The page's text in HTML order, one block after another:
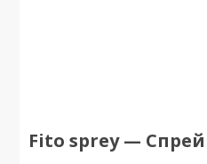
Fito sprey —